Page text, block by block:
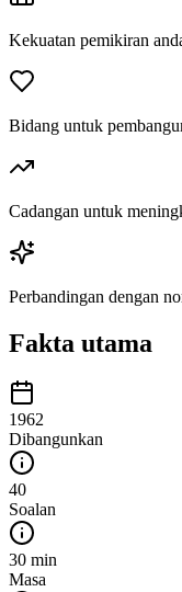
Kekuatan pemikiran
Bidang untuk
Cadangan untuk
Perbandingan dengan
Fakta utama
1962
Dibangunkan
40
Soalan
30 min
Masa